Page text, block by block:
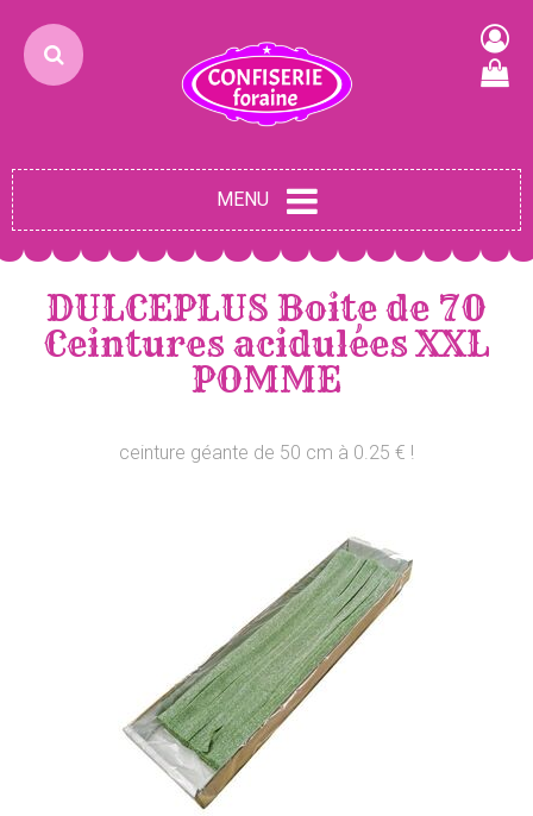
MENU
DULCEPLUS Boite de 70
Ceintures acidulées XXL
POMME
ceinture géante de 50 cm à 0.25 € !